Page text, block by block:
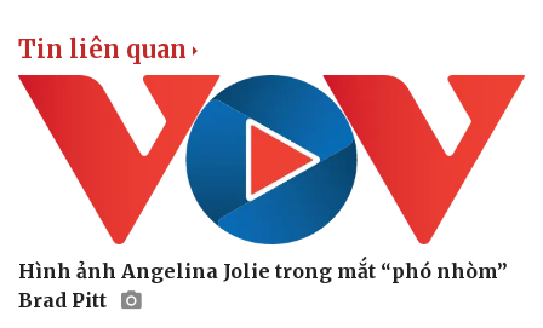
Tin liên quan
Hình ảnh Angelina Jolie trong mắt “phó nhòm”
Brad Pitt